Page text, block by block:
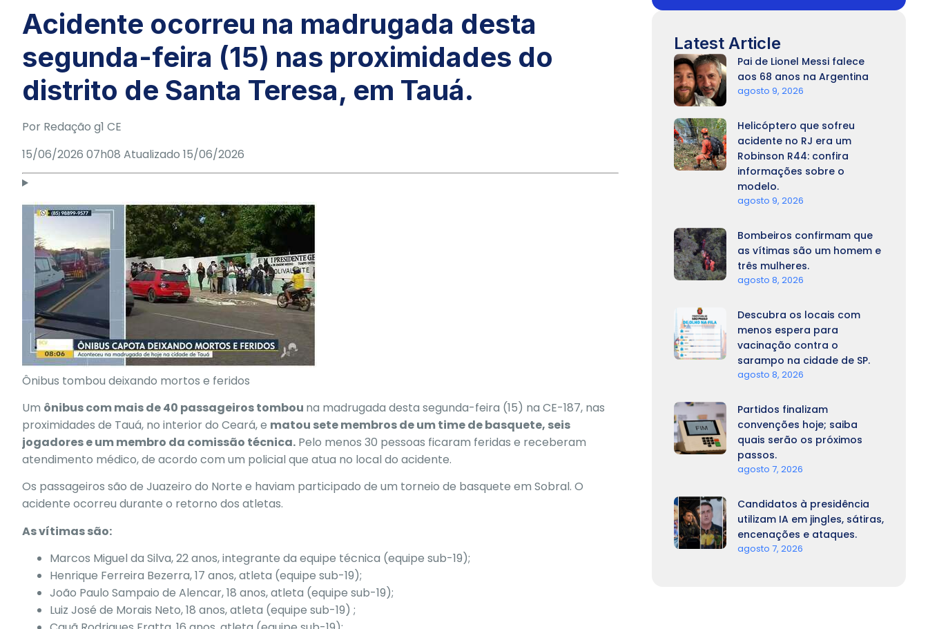
Acidente ocorreu na madrugada desta
segunda-feira (15) nas proximidades do
distrito de Santa Teresa, em Tauá.
Por Redação g1 CE
15/06/2026 07h08 Atualizado 15/06/2026
Ônibus tombou deixando mortos e feridos
Um ônibus com mais de 40 passageiros tombou na madrugada desta segunda-feira (15) na CE-187, nas
proximidades de Tauá, no interior do Ceará, e matou sete membros de um time de basquete, seis
jogadores e um membro da comissão técnica. Pelo menos 30 pessoas ficaram feridas e receberam
atendimento médico, de acordo com um policial que atua no local do acidente.
Os passageiros são de Juazeiro do Norte e haviam participado de um torneio de basquete em Sobral. O
acidente ocorreu durante o retorno dos atletas.
As vítimas são:
Marcos Miguel da Silva, 22 anos, integrante da equipe técnica (equipe sub-19);
Henrique Ferreira Bezerra, 17 anos, atleta (equipe sub-19);
João Paulo Sampaio de Alencar, 18 anos, atleta (equipe sub-19);
Luiz José de Morais Neto, 18 anos, atleta (equipe sub-19) ;
Latest Article
Pai de Lionel Messi falece
aos 68 anos na Argentina
agosto 9, 2026
Helicóptero que sofreu
acidente no RJ era um
Robinson R44: confira
informações sobre o
modelo.
agosto 9, 2026
Bombeiros confirmam que
as vítimas são um homem e
três mulheres.
agosto 8, 2026
Descubra os locais com
menos espera para
vacinação contra o
sarampo na cidade de SP.
agosto 8, 2026
Partidos finalizam
convenções hoje; saiba
quais serão os próximos
passos.
agosto 7, 2026
Candidatos à presidência
utilizam IA em jingles, sátiras,
encenações e ataques.
agosto 7, 2026